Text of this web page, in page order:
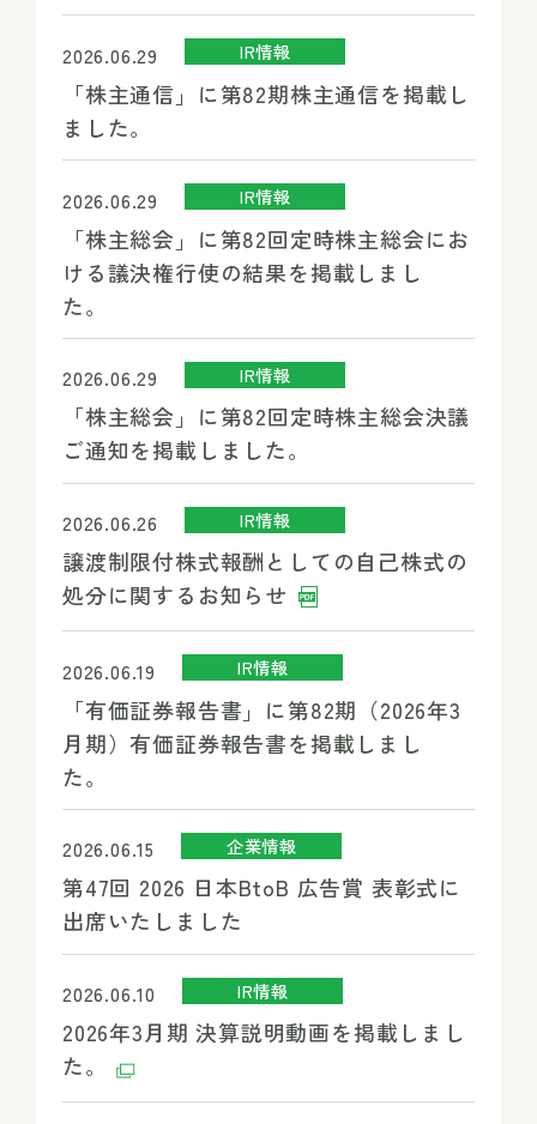
2026.06.29 IR情報
「株主通信」に第82期株主通信を掲載し
ました。
2026.06.29 IR情報
「株主総会」に第82回定時株主総会にお
ける議決権行使の結果を掲載しまし
た。
2026.06.29 IR情報
「株主総会」に第82回定時株主総会決議
ご通知を掲載しました。
2026.06.26 IR情報
譲渡制限付株式報酬としての自己株式の
処分に関するお知らせ
2026.06.19 IR情報
「有価証券報告書」に第82期（2026年3
月期）有価証券報告書を掲載しまし
た。
2026.06.15 企業情報
第47回 2026 日本BtoB 広告賞 表彰式に
出席いたしました
2026.06.10 IR情報
2026年3月期 決算説明動画を掲載しまし
た。